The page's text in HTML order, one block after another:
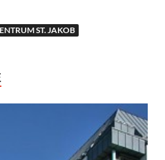
ST. JAKOB